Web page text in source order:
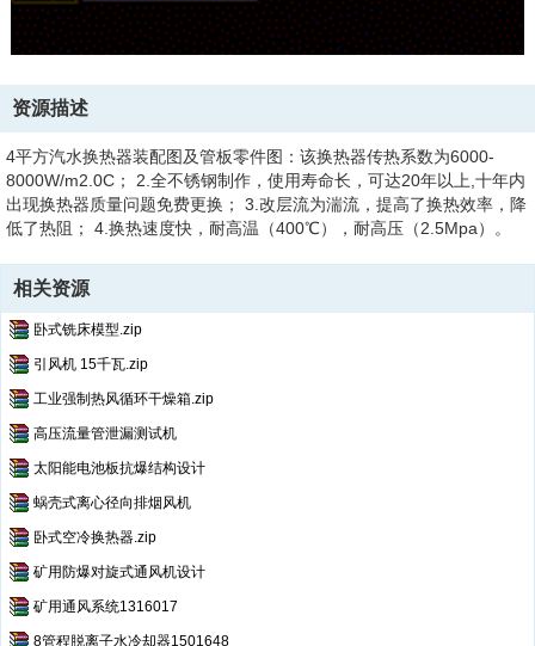
资源描述
4平方汽水换热器装配图及管板零件图：该换热器传热系数为6000-
8000W/m2.0C； 2.全不锈钢制作，使用寿命长，可达20年以上,十年内
出现换热器质量问题免费更换； 3.改层流为湍流，提高了换热效率，降
低了热阻； 4.换热速度快，耐高温（400℃），耐高压（2.5Mpa）。
相关资源
卧式铣床模型.zip
引风机 15千瓦.zip
工业强制热风循环干燥箱.zip
高压流量管泄漏测试机
太阳能电池板抗爆结构设计
蜗壳式离心径向排烟风机
卧式空冷换热器.zip
矿用防爆对旋式通风机设计
矿用通风系统1316017
8管程脱离子水冷却器1501648